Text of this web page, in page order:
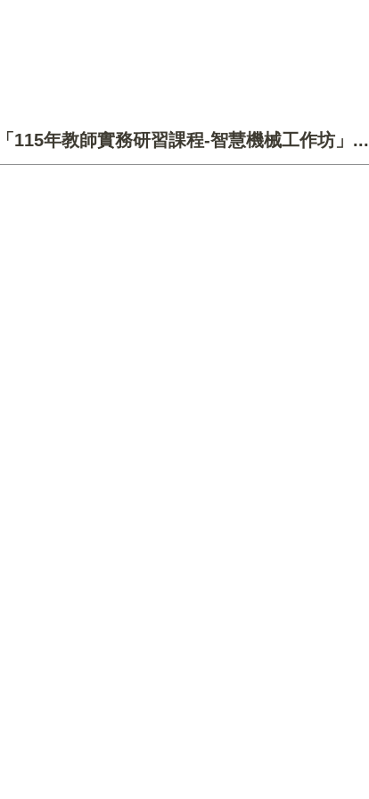
115年教師實務研習課程-智慧機械工作坊」...